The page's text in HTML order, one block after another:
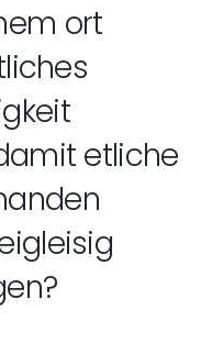
ort
etliche